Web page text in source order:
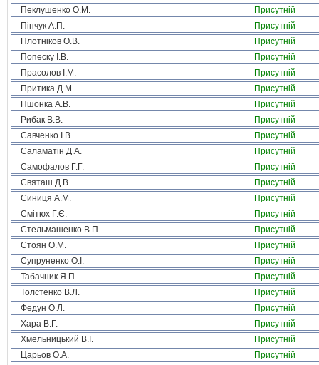
Пеклушенко О.М.
Присутній
Пінчук А.П.
Присутній
Плотніков О.В.
Присутній
Попеску І.В.
Присутній
Прасолов І.М.
Присутній
Притика Д.М.
Присутній
Пшонка А.В.
Присутній
Рибак В.В.
Присутній
Савченко І.В.
Присутній
Саламатін Д.А.
Присутній
Самофалов Г.Г.
Присутній
Святаш Д.В.
Присутній
Синиця А.М.
Присутній
Смітюх Г.Є.
Присутній
Стельмашенко В.П.
Присутній
Стоян О.М.
Присутній
Супруненко О.І.
Присутній
Табачник Я.П.
Присутній
Толстенко В.Л.
Присутній
Федун О.Л.
Присутній
Хара В.Г.
Присутній
Хмельницький В.І.
Присутній
Царьов О.А.
Присутній